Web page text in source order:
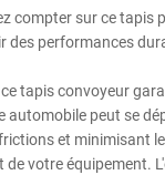
compter sur ce tapis
des performances
tapis convoyeur
automobile peut se
et minimisant
votre équipement.